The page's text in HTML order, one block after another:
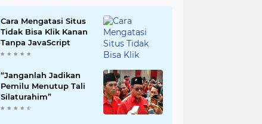
Cara Mengatasi Situs
Tidak Bisa Klik Kanan
Tanpa JavaScript
“Janganlah Jadikan
Pemilu Menutup Tali
Silaturahim”